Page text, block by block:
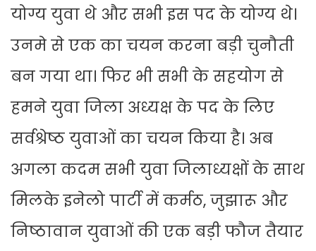
योग्य युवा थे और सभी इस पद के योग्य थे।
उनमे से एक का चयन करना बड़ी चुनौती
बन गया था। फिर भी सभी के सहयोग से
हमने युवा जिला अध्यक्ष के पद के लिए
सर्वश्रेष्ठ युवाओं का चयन किया है। अब
अगला कदम सभी युवा जिलाध्यक्षों के साथ
मिलके इनेलो पार्टी में कर्मठ, जुझारू और
निष्ठावान युवाओं की एक बड़ी फौज तैयार